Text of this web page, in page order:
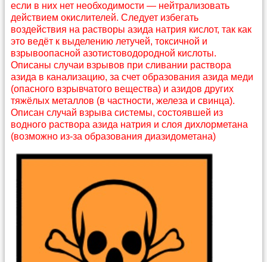
если в них нет необходимости — нейтрализовать
действием окислителей. Следует избегать
воздействия на растворы азида натрия кислот, так как
это ведёт к выделению летучей, токсичной и
взрывоопасной азотистоводородной кислоты.
Описаны случаи взрывов при сливании раствора
азида в канализацию, за счет образования азида меди
(опасного взрывчатого вещества) и азидов других
тяжёлых металлов (в частности, железа и свинца).
Описан случай взрыва системы, состоявшей из
водного раствора азида натрия и слоя дихлорметана
(возможно из-за образования диазидометана)